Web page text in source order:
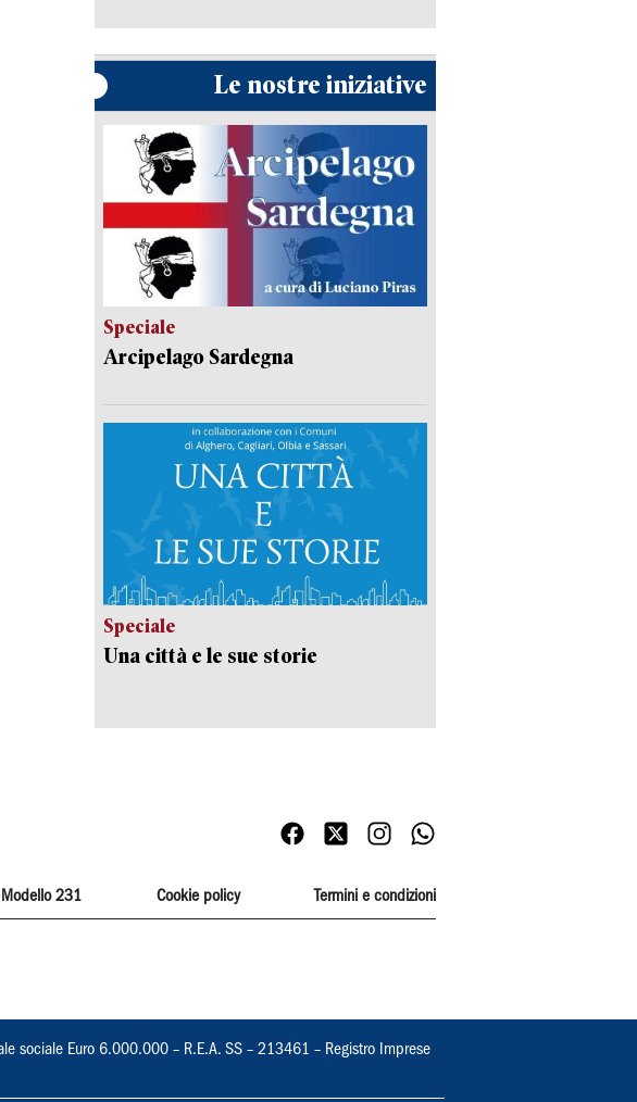
Le nostre iniziative
Speciale
Arcipelago Sardegna
Speciale
Una città e le sue storie
231 Cookie policy Termini e condizioni
sociale Euro 6.000.000 – R.E.A. SS – 213461 – Registro Imprese